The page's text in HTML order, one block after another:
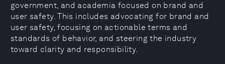
government, and academia focused on brand and
user safety. This includes advocating for brand and
user safety, focusing on actionable terms and
standards of behavior, and steering the industry
toward clarity and responsibility.